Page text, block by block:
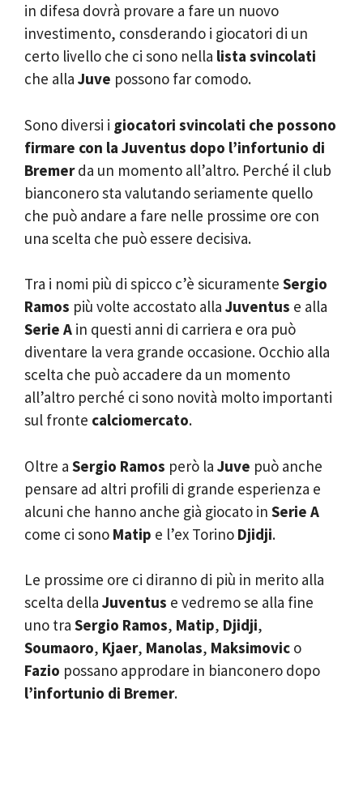
in difesa dovrà provare a fare un nuovo
investimento, consderando i giocatori di un
certo livello che ci sono nella lista svincolati
che alla Juve possono far comodo.
Sono diversi i giocatori svincolati che possono
firmare con la Juventus dopo l’infortunio di
Bremerda un momento all’altro. Perché il club
bianconero sta valutando seriamente quello
che può andare a fare nelle prossime ore con
una scelta che può essere decisiva.
Tra i nomi più di spicco c’è sicuramente Sergio
Ramos più volte accostato alla Juventus e alla
Serie A in questi anni di carriera e ora può
diventare la vera grande occasione. Occhio alla
scelta che può accadere da un momento
all’altro perché ci sono novità molto importanti
sul fronte calciomercato.
Oltre a Sergio Ramos però la Juve può anche
pensare ad altri profili di grande esperienza e
alcuni che hanno anche già giocato in Serie A
come ci sono Matip e l’ex Torino Djidji.
Le prossime ore ci diranno di più in merito alla
scelta della Juventus e vedremo se alla fine
uno tra Sergio Ramos, Matip, Djidji,
Soumaoro, Kjaer, Manolas, Maksimovic o
Fazio possano approdare in bianconero dopo
l’infortunio di Bremer.